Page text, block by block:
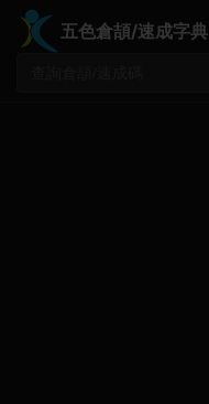
五色倉頡/速成字典